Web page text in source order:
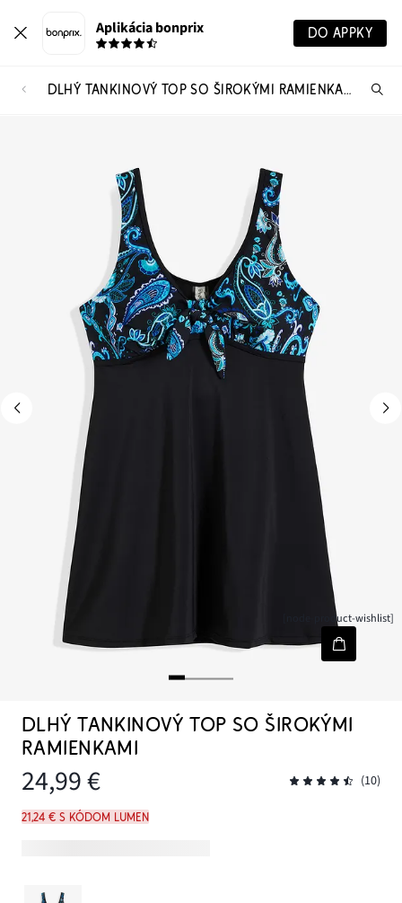
Aplikácia bonprix DO APPKY
DLHÝ TANKINOVÝ TOP SO ŠIROKÝMI RAMIENKAMI
[node-product-wishlist]
DLHÝ TANKINOVÝ TOP SO ŠIROKÝMI
RAMIENKAMI
24,99 € (10)
21,24 € s kódom LUMEN